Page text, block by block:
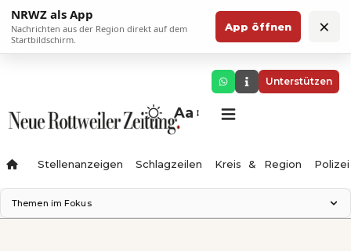
NRWZ als App
Nachrichten aus der Region direkt auf dem
Startbildschirm.
App öffnen ×
Unterstützen
Aa
Stellenanzeigen Schlagzeilen Kreis & Region Polizei
Themen im Fokus